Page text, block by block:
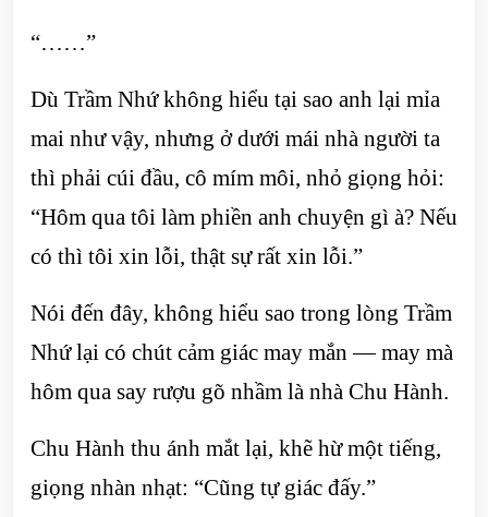
“……”
Dù Trầm Nhứ không hiểu tại sao anh lại mỉa
mai như vậy, nhưng ở dưới mái nhà người ta
thì phải cúi đầu, cô mím môi, nhỏ giọng hỏi:
“Hôm qua tôi làm phiền anh chuyện gì à? Nếu
có thì tôi xin lỗi, thật sự rất xin lỗi.”
Nói đến đây, không hiểu sao trong lòng Trầm
Nhứ lại có chút cảm giác may mắn — may mà
hôm qua say rượu gõ nhầm là nhà Chu Hành.
Chu Hành thu ánh mắt lại, khẽ hừ một tiếng,
giọng nhàn nhạt: “Cũng tự giác đấy.”